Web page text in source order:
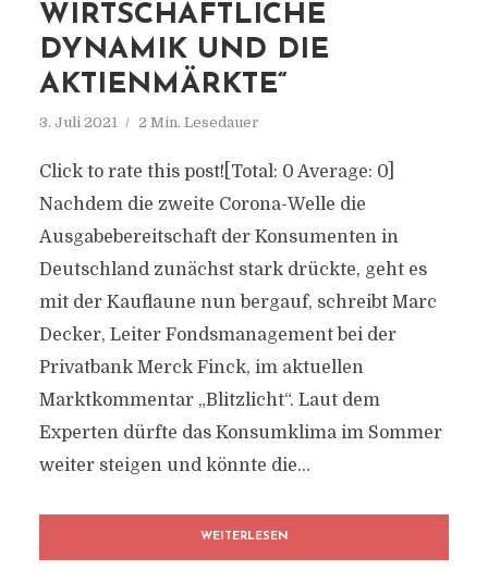
WIRTSCHAFTLICHE
DYNAMIK UND DIE
AKTIENMÄRKTE“
3. Juli 2021 2 Min. Lesedauer
Click to rate this post![Total: 0 Average: 0]
Nachdem die zweite Corona-Welle die
Ausgabebereitschaft der Konsumenten in
Deutschland zunächst stark drückte, geht es
mit der Kauflaune nun bergauf, schreibt Marc
Decker, Leiter Fondsmanagement bei der
Privatbank Merck Finck, im aktuellen
Marktkommentar „Blitzlicht“. Laut dem
Experten dürfte das Konsumklima im Sommer
weiter steigen und könnte die...
WEITERLESEN